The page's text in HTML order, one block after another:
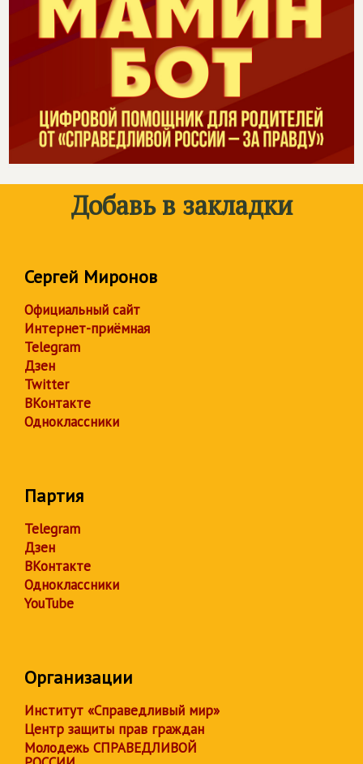
Добавь в закладки
Сергей Миронов
Официальный сайт
Интернет-приёмная
Telegram
Дзен
Twitter
ВКонтакте
Одноклассники
Партия
Telegram
Дзен
ВКонтакте
Одноклассники
YouTube
Организации
Институт «Справедливый мир»
Центр защиты прав граждан
Молодежь СПРАВЕДЛИВОЙ